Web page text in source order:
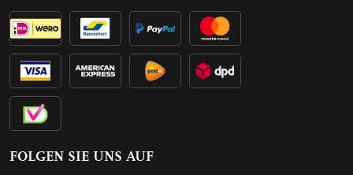
FOLGEN SIE UNS AUF